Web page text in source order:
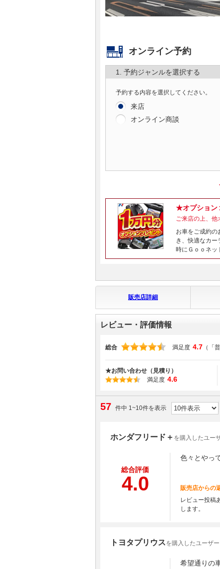
オンライン予約
1. 予約ジャンルを選択する
予約する内容を選択してください。
来店
オンライン商談
★オプション
ご来店の上、他
お車をご成約の
き、快適なカ
時にＧｏｏネッ
販売店詳細
レビュー・評価情報
総合 満足度 4.7 （「
★お問い合わせ（見積り）
満足度 4.6
57 件中 1~10件を表示
ホンダフリード＋ を購入したユー
総合評価
4.0
色々とやっ
販売店からの
レビュー投稿
します。
トヨタプリウスを購入したユーザ
希望通りの